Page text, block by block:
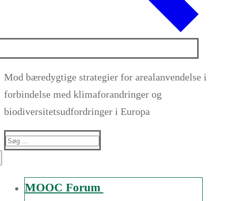
Mod bæredygtige strategier for arealanvendelse i
forbindelse med klimaforandringer og
biodiversitetsudfordringer i Europa
Suche
MOOC Forum